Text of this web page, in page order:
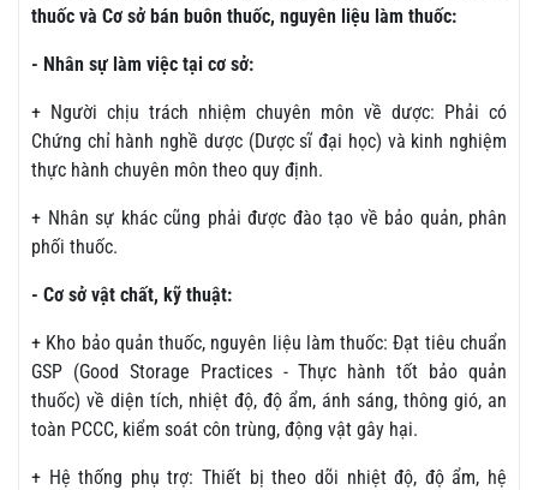
thuốc và Cơ sở bán buôn thuốc, nguyên liệu làm thuốc:
- Nhân sự làm việc tại cơ sở:
+ Người chịu trách nhiệm chuyên môn về dược: Phải có
Chứng chỉ hành nghề dược (Dược sĩ đại học) và kinh nghiệm
thực hành chuyên môn theo quy định.
+ Nhân sự khác cũng phải được đào tạo về bảo quản, phân
phối thuốc.
- Cơ sở vật chất, kỹ thuật:
+ Kho bảo quản thuốc, nguyên liệu làm thuốc: Đạt tiêu chuẩn
GSP (Good Storage Practices - Thực hành tốt bảo quản
thuốc) về diện tích, nhiệt độ, độ ẩm, ánh sáng, thông gió, an
toàn PCCC, kiểm soát côn trùng, động vật gây hại.
+ Hệ thống phụ trợ: Thiết bị theo dõi nhiệt độ, độ ẩm, hệ